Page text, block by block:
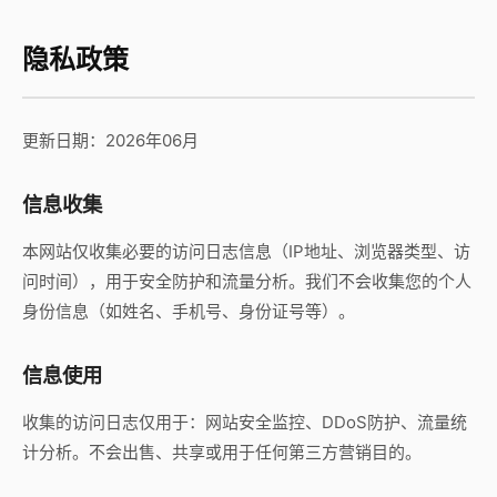
隐私政策
更新日期：2026年06月
信息收集
本网站仅收集必要的访问日志信息（IP地址、浏览器类型、访
问时间），用于安全防护和流量分析。我们不会收集您的个人
身份信息（如姓名、手机号、身份证号等）。
信息使用
收集的访问日志仅用于：网站安全监控、DDoS防护、流量统
计分析。不会出售、共享或用于任何第三方营销目的。